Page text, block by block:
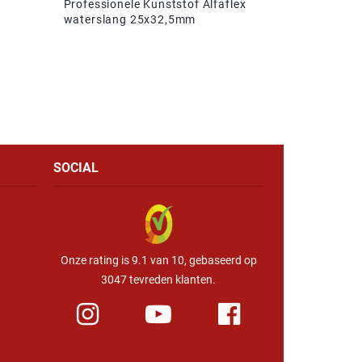
Professionele Kunststof Alfaflex
waterslang 25x32,5mm
SOCIAL
Onze rating is 9.1 van 10, gebaseerd op
3047 tevreden klanten.